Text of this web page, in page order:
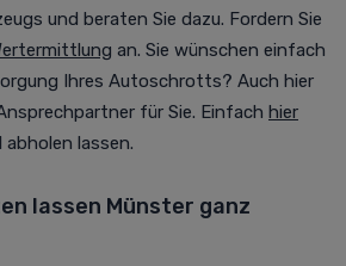
und beraten Sie dazu. Fordern Sie
an. Sie wünschen einfach
Ihres Autoschrotts? Auch hier
für Sie. Einfach hier
abholen lassen.
lassen Münster ganz